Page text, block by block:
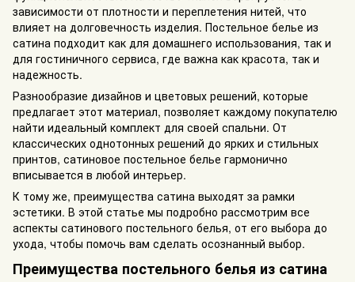
зависимости от плотности и переплетения нитей, что
влияет на долговечность изделия. Постельное белье из
сатина подходит как для домашнего использования, так и
для гостиничного сервиса, где важна как красота, так и
надежность.
Разнообразие дизайнов и цветовых решений, которые
предлагает этот материал, позволяет каждому покупателю
найти идеальный комплект для своей спальни. От
классических однотонных решений до ярких и стильных
принтов, сатиновое постельное белье гармонично
вписывается в любой интерьер.
К тому же, преимущества сатина выходят за рамки
эстетики. В этой статье мы подробно рассмотрим все
аспекты сатинового постельного белья, от его выбора до
ухода, чтобы помочь вам сделать осознанный выбор.
Преимущества постельного белья из сатина